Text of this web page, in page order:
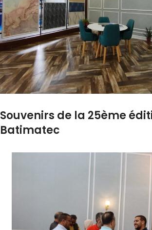
Souvenirs de la 25ème
Batimatec